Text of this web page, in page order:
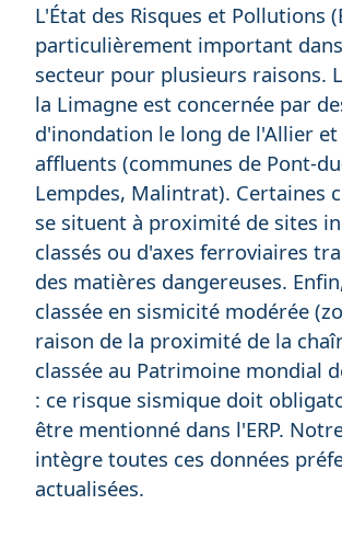
L'État des Risques et Pollutions
particulièrement important
secteur pour plusieurs raisons.
la Limagne est concernée par
d'inondation le long de l'Allier et
affluents (communes de Pont-
Lempdes, Malintrat). Certaines
se situent à proximité de sites
classés ou d'axes ferroviaires
des matières dangereuses.
classée en sismicité modérée
raison de la proximité de la
classée au Patrimoine mondial
: ce risque sismique doit
être mentionné dans l'ERP.
intègre toutes ces données
actualisées.